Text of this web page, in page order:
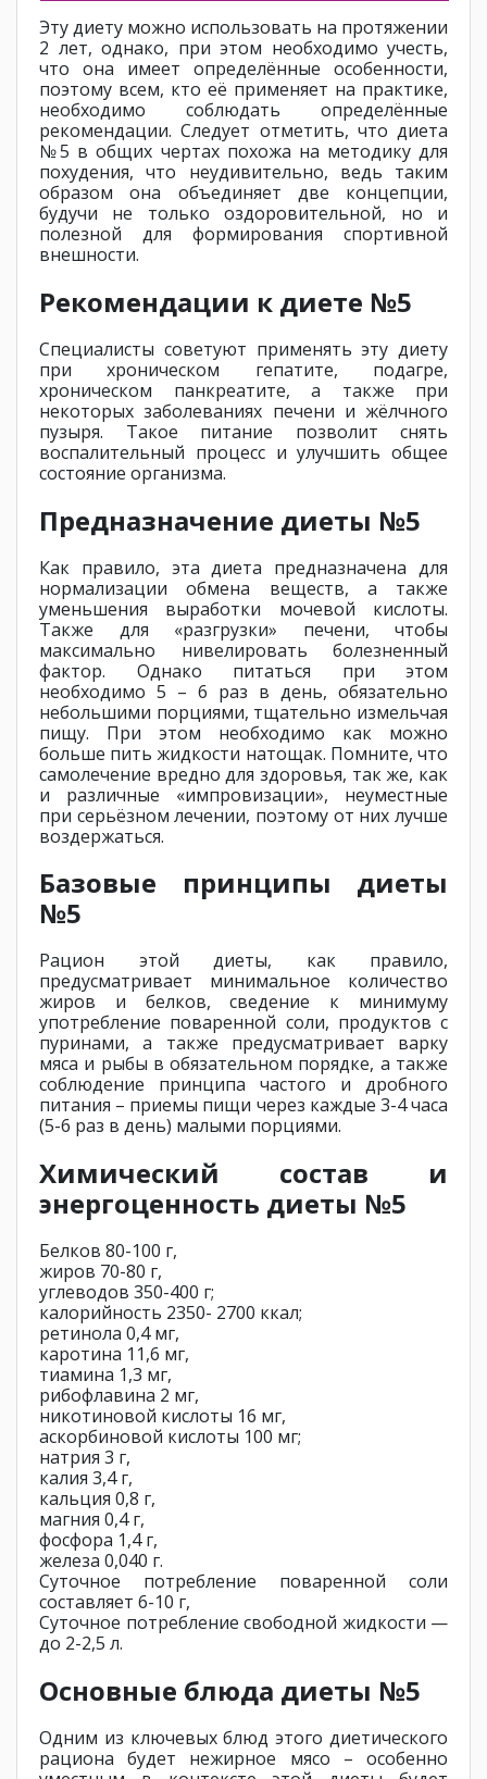
Эту диету можно использовать на протяжении
2 лет, однако, при этом необходимо учесть,
что она имеет определённые особенности,
поэтому всем, кто её применяет на практике,
необходимо соблюдать определённые
рекомендации. Следует отметить, что диета
№5 в общих чертах похожа на методику для
похудения, что неудивительно, ведь таким
образом она объединяет две концепции,
будучи не только оздоровительной, но и
полезной для формирования спортивной
внешности.
Рекомендации к диете №5
Специалисты советуют применять эту диету
при хроническом гепатите, подагре,
хроническом панкреатите, а также при
некоторых заболеваниях печени и жёлчного
пузыря. Такое питание позволит снять
воспалительный процесс и улучшить общее
состояние организма.
Предназначение диеты №5
Как правило, эта диета предназначена для
нормализации обмена веществ, а также
уменьшения выработки мочевой кислоты.
Также для «разгрузки» печени, чтобы
максимально нивелировать болезненный
фактор. Однако питаться при этом
необходимо 5 – 6 раз в день, обязательно
небольшими порциями, тщательно измельчая
пищу. При этом необходимо как можно
больше пить жидкости натощак. Помните, что
самолечение вредно для здоровья, так же, как
и различные «импровизации», неуместные
при серьёзном лечении, поэтому от них лучше
воздержаться.
Базовые принципы диеты
№5
Рацион этой диеты, как правило,
предусматривает минимальное количество
жиров и белков, сведение к минимуму
употребление поваренной соли, продуктов с
пуринами, а также предусматривает варку
мяса и рыбы в обязательном порядке, а также
соблюдение принципа частого и дробного
питания – приемы пищи через каждые 3-4 часа
(5-6 раз в день) малыми порциями.
Химический состав и
энергоценность диеты №5
Белков 80-100 г,
жиров 70-80 г,
углеводов 350-400 г;
калорийность 2350- 2700 ккал;
ретинола 0,4 мг,
каротина 11,6 мг,
тиамина 1,3 мг,
рибофлавина 2 мг,
никотиновой кислоты 16 мг,
аскорбиновой кислоты 100 мг;
натрия 3 г,
калия 3,4 г,
кальция 0,8 г,
магния 0,4 г,
фосфора 1,4 г,
железа 0,040 г.
Суточное потребление поваренной соли
составляет 6-10 г,
Суточное потребление свободной жидкости —
до 2-2,5 л.
Основные блюда диеты №5
Одним из ключевых блюд этого диетического
рациона будет нежирное мясо – особенно